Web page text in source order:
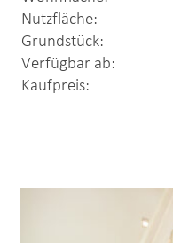
Nutzfläche:
Grundstück:
Verfügbar ab:
Kaufpreis: